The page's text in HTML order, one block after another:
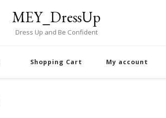
MEY_DressUp
Dress Up and Be Confident
Shopping Cart My account